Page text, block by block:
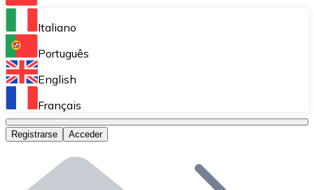
Bitnovo Ramp
Integra nuestra solución en tu plataforma.
Bitnovo Giftcards
Bitnovo OTC
Bitnovo ATM
Italiano
Português
English
Français
Registrarse Acceder